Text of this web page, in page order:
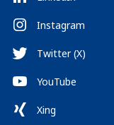
Instagram
Twitter (X)
YouTube
Xing